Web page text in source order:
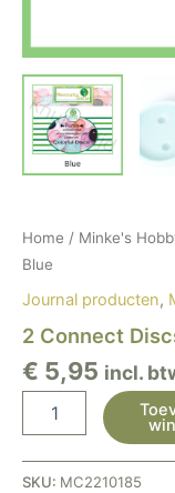
Home / Minke's
Blue
Journal producten,
2 Connect
€ 5,95 incl.
SKU: MC2210185